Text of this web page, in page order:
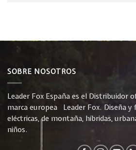
SOBRE NOSOTROS
Leader Fox España es el Distribuidor
marca europea Leader Fox. Diseña y
eléctricas, de montaña, híbridas,
niños.